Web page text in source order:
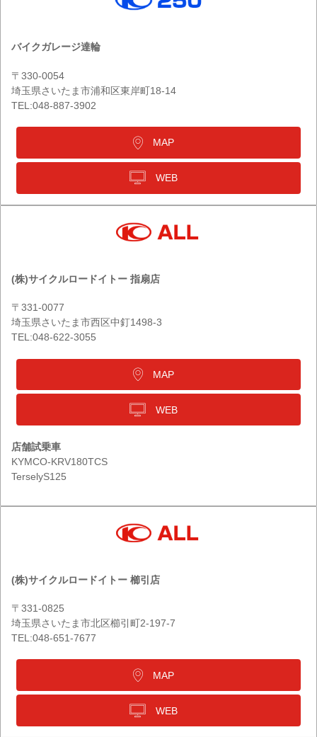
バイクガレージ達輪
〒330-0054
埼玉県さいたま市浦和区東岸町18-14
TEL:048-887-3902
MAP
WEB
(株)サイクルロードイトー 指扇店
〒331-0077
埼玉県さいたま市西区中釘1498-3
TEL:048-622-3055
MAP
WEB
店舗試乗車
KYMCO-KRV180TCS
TerselyS125
(株)サイクルロードイトー 櫛引店
〒331-0825
埼玉県さいたま市北区櫛引町2-197-7
TEL:048-651-7677
MAP
WEB